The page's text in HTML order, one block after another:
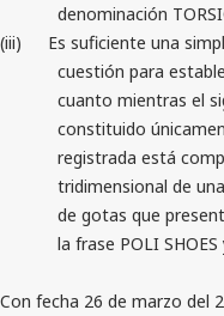
denominación
(iii)
Es suficiente una
cuestión para
cuanto mientras el
constituido
registrada está
tridimensional de
de gotas que
la frase POLI SHOES
Con fecha 26 de marzo del